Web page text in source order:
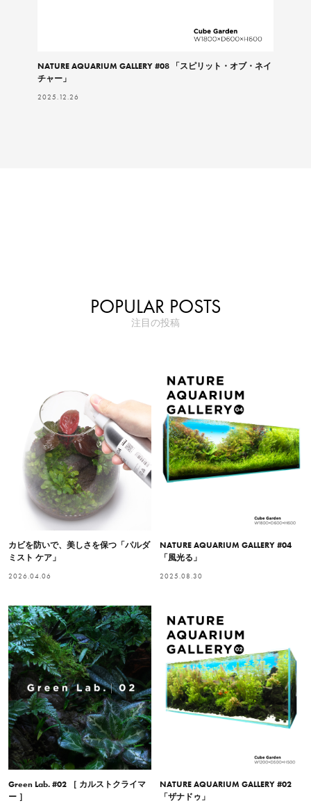
NATURE AQUARIUM GALLERY #08 「スピリット・オブ・ネイ
チャー」
2025.12.26
POPULAR POSTS
注目の投稿
カビを防いで、美しさを保つ「パルダ
ミスト ケア」
2026.04.06
NATURE AQUARIUM GALLERY #04
「風光る」
2025.08.30
Green Lab. #02 ［ カルストクライマ
ー ］
NATURE AQUARIUM GALLERY #02
「ザナドゥ」